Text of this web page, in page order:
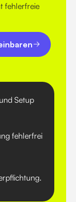
fehlerfreie
Setup
fehlerfrei